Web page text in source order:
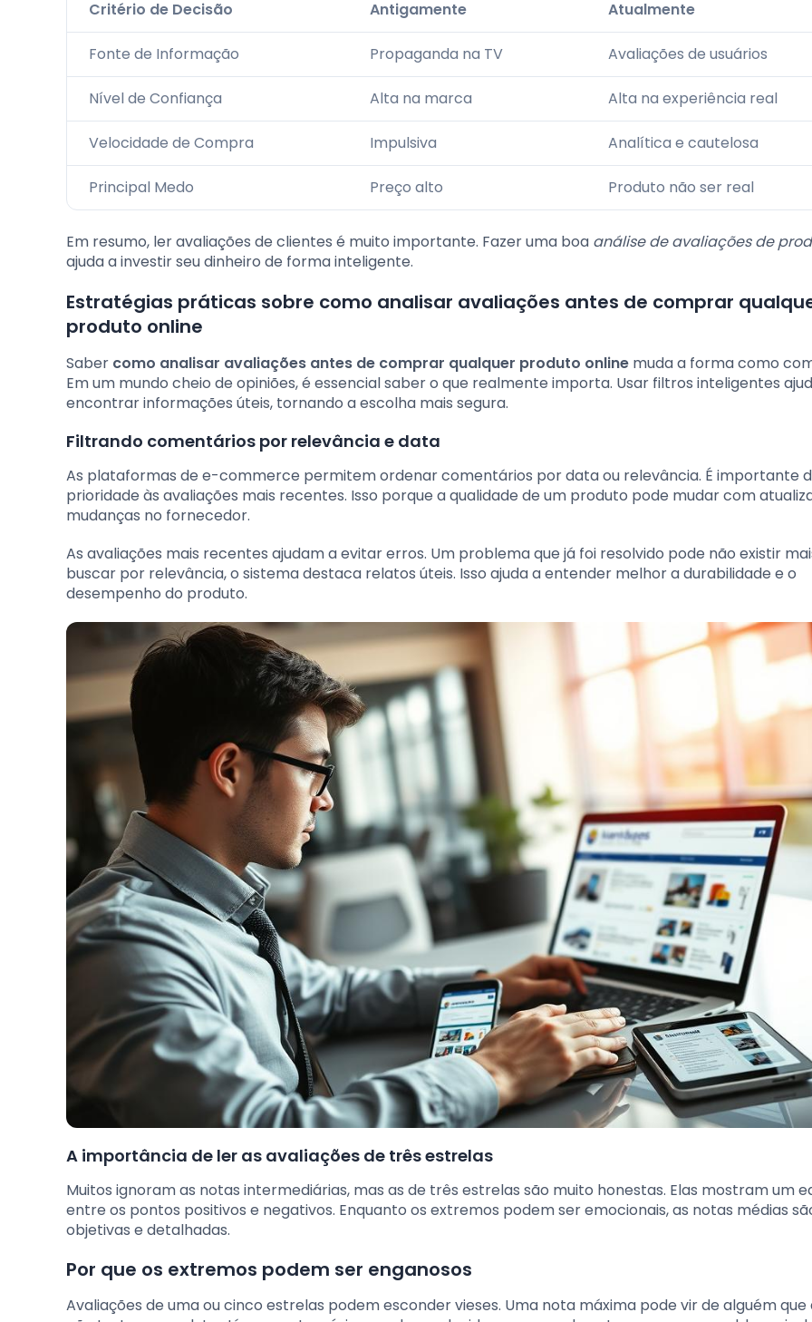
Critério de Decisão Antigamente Atualmente
Fonte de Informação Propaganda na TV Avaliações de usuários
Nível de Confiança Alta na marca Alta na experiência real
Velocidade de Compra Impulsiva Analítica e cautelosa
Principal Medo Preço alto Produto não ser real
Em resumo, ler avaliações de clientes é muito importante. Fazer uma boa análise de avaliações de
ajuda a investir seu dinheiro de forma inteligente.
Estratégias práticas sobre como analisar avaliações antes de comprar
produto online
Saber como analisar avaliações antes de comprar qualquer produto online muda a forma como
Em um mundo cheio de opiniões, é essencial saber o que realmente importa. Usar filtros inteligentes
encontrar informações úteis, tornando a escolha mais segura.
Filtrando comentários por relevância e data
As plataformas de e-commerce permitem ordenar comentários por data ou relevância. É importante
prioridade às avaliações mais recentes. Isso porque a qualidade de um produto pode mudar com
mudanças no fornecedor.
As avaliações mais recentes ajudam a evitar erros. Um problema que já foi resolvido pode não existir
buscar por relevância, o sistema destaca relatos úteis. Isso ajuda a entender melhor a durabilidade e o
desempenho do produto.
A importância de ler as avaliações de três estrelas
Muitos ignoram as notas intermediárias, mas as de três estrelas são muito honestas. Elas mostram um
entre os pontos positivos e negativos. Enquanto os extremos podem ser emocionais, as notas médias
objetivas e detalhadas.
Por que os extremos podem ser enganosos
Avaliações de uma ou cinco estrelas podem esconder vieses. Uma nota máxima pode vir de alguém que